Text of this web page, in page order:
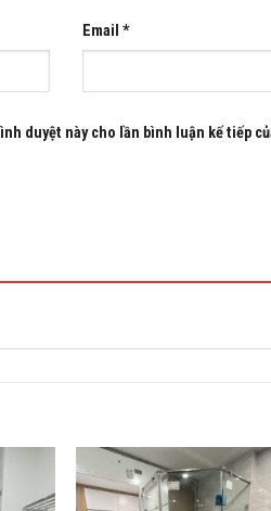
Email *
duyệt này cho lần bình luận kế tiếp